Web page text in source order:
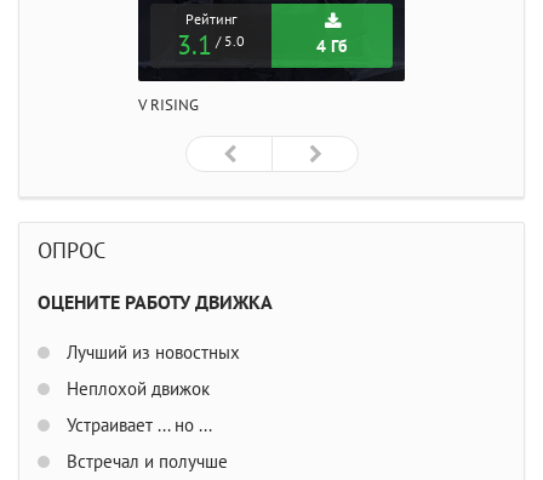
Рейтинг
3.1 / 5.0 4 Гб
V RISING
ОПРОС
ОЦЕНИТЕ РАБОТУ ДВИЖКА
Лучший из новостных
Неплохой движок
Устраивает ... но ...
Встречал и получше